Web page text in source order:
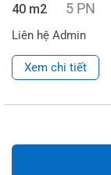
40 m2 5 PN
Liên hệ Admin
Xem chi tiết